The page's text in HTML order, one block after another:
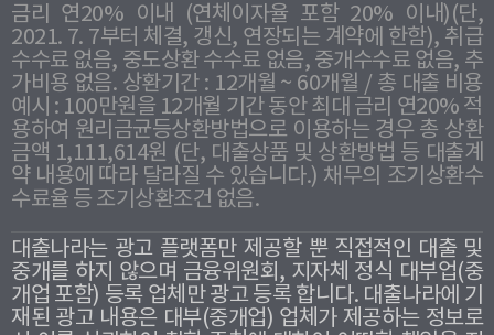
금리 연20% 이내 (연체이자율 포함 20% 이내)(단,
2021. 7. 7부터 체결, 갱신, 연장되는 계약에 한함), 취급
수수료 없음, 중도상환 수수료 없음, 중개수수료 없음, 추
가비용 없음. 상환기간 : 12개월 ~ 60개월 / 총 대출 비용
예시 : 100만원을 12개월 기간 동안 최대 금리 연20% 적
용하여 원리금균등상환방법으로 이용하는 경우 총 상환
금액 1,111,614원 (단, 대출상품 및 상환방법 등 대출계
약 내용에 따라 달라질 수 있습니다.) 채무의 조기상환수
수료율 등 조기상환조건 없음.
대출나라는 광고 플랫폼만 제공할 뿐 직접적인 대출 및
중개를 하지 않으며 금융위원회, 지자체 정식 대부업(중
개업 포함) 등록 업체만 광고 등록 합니다. 대출나라에 기
재된 광고 내용은 대부(중개업) 업체가 제공하는 정보로